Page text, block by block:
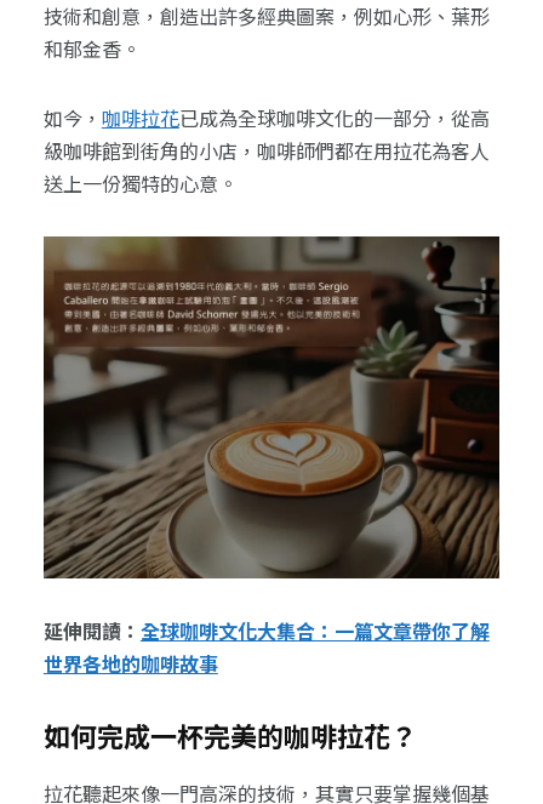
技術和創意，創造出許多經典圖案，例如心形、葉形
和郁金香。
如今， 咖啡拉花已成為全球咖啡文化的一部分，從高
級咖啡館到街角的小店，咖啡師們都在用拉花為客人
送上一份獨特的心意。
延伸閱讀： 全球咖啡文化大集合：一篇文章帶你了解
世界各地的咖啡故事
如何完成一杯完美的咖啡拉花？
拉花聽起來像一門高深的技術，其實只要掌握幾個基